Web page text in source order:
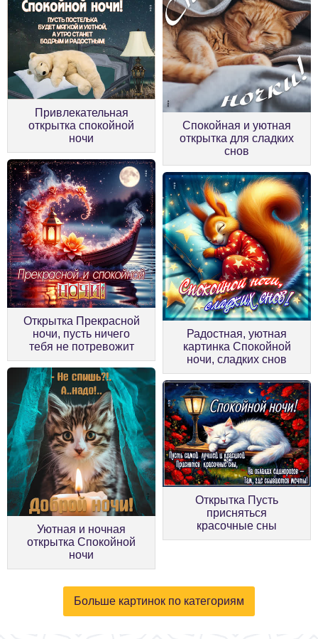
Привлекательная
открытка спокойной
ночи
Спокойная и уютная
открытка для сладких
снов
Открытка Прекрасной
ночи, пусть ничего
тебя не потревожит
Радостная, уютная
картинка Спокойной
ночи, сладких снов
Уютная и ночная
открытка Спокойной
ночи
Открытка Пусть
присняться
красочные сны
Больше картинок по категориям